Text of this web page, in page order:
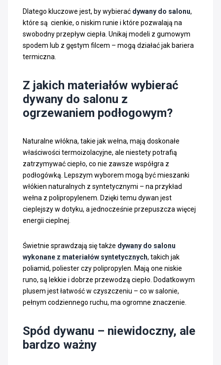
Dlatego kluczowe jest, by wybierać dywany do salonu,
które są cienkie, o niskim runie i które pozwalają na
swobodny przepływ ciepła. Unikaj modeli z gumowym
spodem lub z gęstym filcem – mogą działać jak bariera
termiczna.
Z jakich materiałów wybierać
dywany do salonu z
ogrzewaniem podłogowym?
Naturalne włókna, takie jak wełna, mają doskonałe
właściwości termoizolacyjne, ale niestety potrafią
zatrzymywać ciepło, co nie zawsze współgra z
podłogówką. Lepszym wyborem mogą być mieszanki
włókien naturalnych z syntetycznymi – na przykład
wełna z polipropylenem. Dzięki temu dywan jest
cieplejszy w dotyku, a jednocześnie przepuszcza więcej
energii cieplnej.
Świetnie sprawdzają się także dywany do salonu
wykonane z materiałów syntetycznych, takich jak
poliamid, poliester czy polipropylen. Mają one niskie
runo, są lekkie i dobrze przewodzą ciepło. Dodatkowym
plusem jest łatwość w czyszczeniu – co w salonie,
pełnym codziennego ruchu, ma ogromne znaczenie.
Spód dywanu – niewidoczny, ale
bardzo ważny